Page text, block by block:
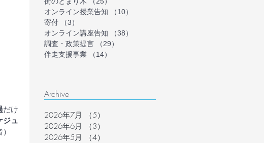
だけ
ジュ
オンライン授業告知
（10）
寄付
（3）
オンライン講座告知
（38）
調査・政策提言
（29）
伴走支援事業
（14）
Archive
2026年7月 （5）
2026年6月
（3）
2026年5月
（4）